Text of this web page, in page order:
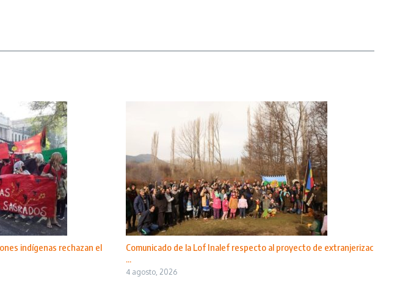
indígenas rechazan el
Comunicado de la Lof Inalef respecto al proyecto de extranjerizac
...
4 agosto, 2026